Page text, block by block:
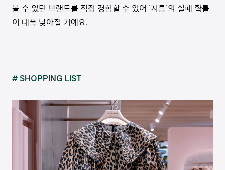
볼 수 있던 브랜드를 직접 경험할 수 있어 '지름'의 실패 확률
이 대폭 낮아질 거예요.
# SHOPPING LIST